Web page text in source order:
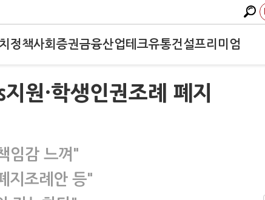
정책사회 증권금융산업테크유통건설프리미엄
원·학생인권조례 폐지
임감 느껴"
지조례안 등"